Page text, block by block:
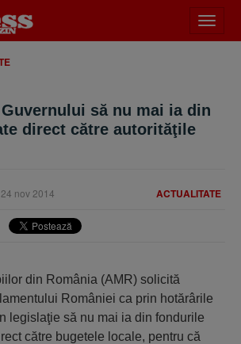
meniu
să nu mai ia din
direct către autorităţile
ACTUALITATE
24 nov 2014
din România (AMR) solicită
României ca prin hotărârile
legislaţie să nu mai ia din fondurile
către bugetele locale, pentru că